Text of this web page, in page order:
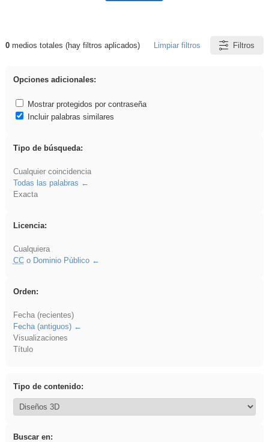
Resultados de: EducaMadrid
0medios totales (hay filtros aplicados) Limpiar filtros Filtros
Opciones adicionales:
Mostrar protegidos por contraseña
Incluir palabras similares
Tipo de búsqueda:
Cualquier coincidencia
Todas las palabras
Exacta
Licencia:
Cualquiera
CCo Dominio Público
Orden:
Fecha (recientes)
Fecha (antiguos)
Visualizaciones
Título
Tipo de contenido:
Buscar en: